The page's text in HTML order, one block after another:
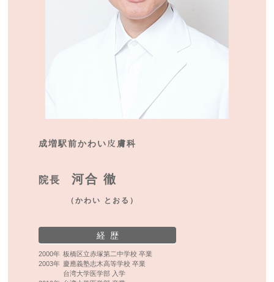
成増駅前かわい皮膚科
院長河合 徹
（かわい とおる）
経 歴
2000年 板橋区立赤塚第二中学校 卒業
2003年 慶應義塾志木高等学校 卒業
台湾大学医学部 入学